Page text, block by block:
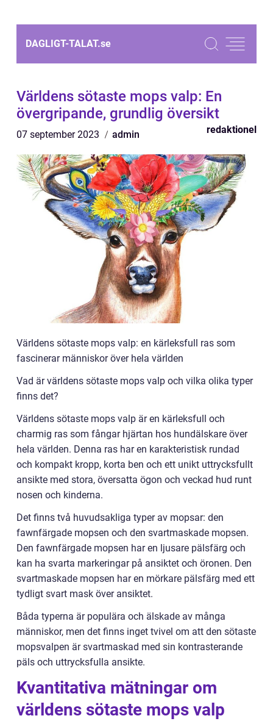
DAGLIGT-TALAT.se
Världens sötaste mops valp: En
övergripande, grundlig översikt
07 september 2023 admin redaktionel
Världens sötaste mops valp: en kärleksfull ras som
fascinerar människor över hela världen
Vad är världens sötaste mops valp och vilka olika typer
finns det?
Världens sötaste mops valp är en kärleksfull och
charmig ras som fångar hjärtan hos hundälskare över
hela världen. Denna ras har en karakteristisk rundad
och kompakt kropp, korta ben och ett unikt uttrycksfullt
ansikte med stora, översatta ögon och veckad hud runt
nosen och kinderna.
Det finns två huvudsakliga typer av mopsar: den
fawnfärgade mopsen och den svartmaskade mopsen.
Den fawnfärgade mopsen har en ljusare pälsfärg och
kan ha svarta markeringar på ansiktet och öronen. Den
svartmaskade mopsen har en mörkare pälsfärg med ett
tydligt svart mask över ansiktet.
Båda typerna är populära och älskade av många
människor, men det finns inget tvivel om att den sötaste
mopsvalpen är svartmaskad med sin kontrasterande
päls och uttrycksfulla ansikte.
Kvantitativa mätningar om
världens sötaste mops valp